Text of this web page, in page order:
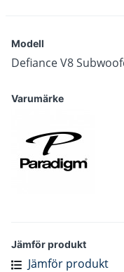
Modell
Defiance V8
Varumärke
Jämför produkt
Jämför produkt